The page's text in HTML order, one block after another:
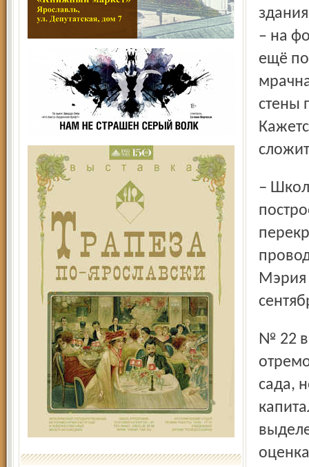
– на
ещё
стены
– Школа находится в аварийном состоянии, здание было
Мэрия
№ 22 в другое помещение, предоставив
сада,